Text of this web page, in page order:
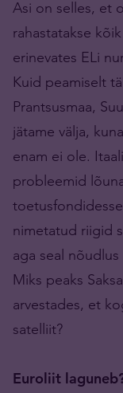
Asi on selles, et
rahastatakse
erinevates ELi
Kuid peamiselt
Prantsusmaa,
jätame välja,
enam ei ole.
probleemid
nimetatud riigid
aga seal
Miks peaks
arvestades, et
satelliit?
Euroliit